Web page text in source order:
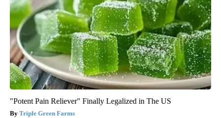
"Potent Pain Reliever" Finally Legalized in The US
Triple Green Farms